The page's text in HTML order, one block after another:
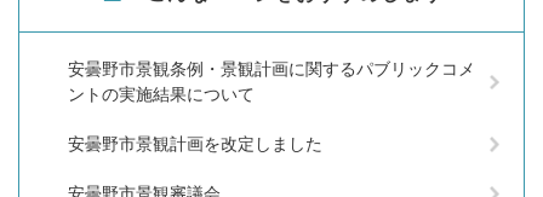
安曇野市景観条例・景観計画に関するパブリックコメ
ントの実施結果について
安曇野市景観計画を改定しました